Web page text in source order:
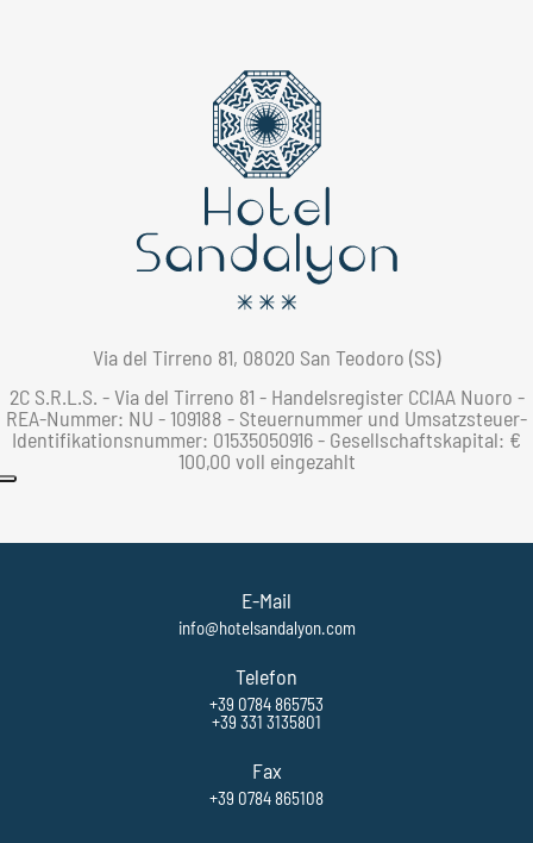
Via del Tirreno 81, 08020 San Teodoro (SS)
2C S.R.L.S. - Via del Tirreno 81 - Handelsregister CCIAA Nuoro -
REA-Nummer: NU - 109188 - Steuernummer und Umsatzsteuer-
Identifikationsnummer: 01535050916 - Gesellschaftskapital: €
100,00 voll eingezahlt
E-Mail
info@hotelsandalyon.com
Telefon
+39 0784 865753
+39 331 3135801
Fax
+39 0784 865108